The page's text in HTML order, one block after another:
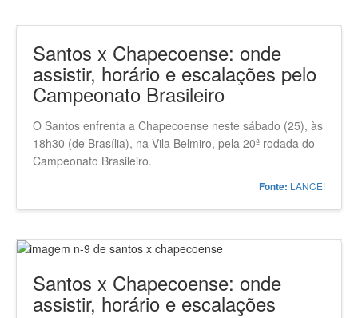
Santos x Chapecoense: onde
assistir, horário e escalações pelo
Campeonato Brasileiro
O Santos enfrenta a Chapecoense neste sábado (25), às
18h30 (de Brasília), na Vila Belmiro, pela 20ª rodada do
Campeonato Brasileiro.
Fonte: LANCE!
Santos x Chapecoense: onde
assistir, horário e escalações